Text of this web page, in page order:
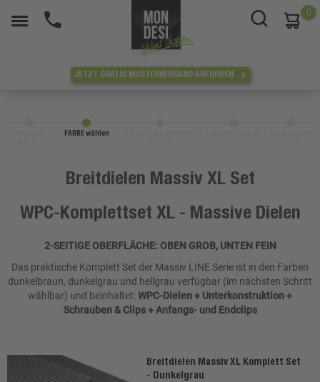
0
JETZT GRATIS MUSTERVERSAND ANFORDEN
FARBE wählen
Breitdielen Massiv XL Set
WPC-Komplettset XL - Massive Dielen
2-SEITIGE OBERFLÄCHE: OBEN GROB, UNTEN FEIN
Das praktische Komplett Set der Massiv LINE Serie ist in den Farben
dunkelbraun, dunkelgrau und hellgrau verfügbar (im nächsten Schritt
wählbar) und beinhaltet: WPC-Dielen + Unterkonstruktion +
Schrauben & Clips + Anfangs- und Endclips
Breitdielen Massiv XL Komplett Set
- Dunkelgrau